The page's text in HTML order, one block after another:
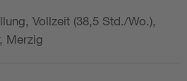
Vollzeit (38,5 Std./Wo.),
Merzig